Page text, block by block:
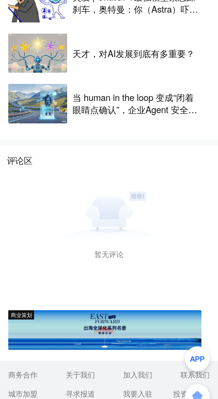
刹车，奥特曼：你（Astra）吓到
天才，对AI发展到底有多重要？
当 human in the loop 变成“闭着
眼睛点确认”，企业Agent 安全还
评论区
暂无评论
商业策划
商务合作 关于我们 加入我们
联系我们
城市加盟
寻求报道 我要入驻 投资者关系